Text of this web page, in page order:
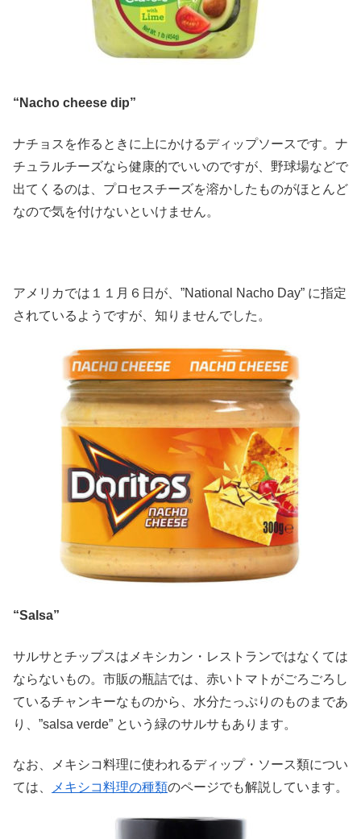
“Nacho cheese dip”
ナチョスを作るときに上にかけるディップソースです。ナ
チュラルチーズなら健康的でいいのですが、野球場などで
出てくるのは、プロセスチーズを溶かしたものがほとんど
なので気を付けないといけません。
アメリカでは１１月６日が、”National Nacho Day” に指定
されているようですが、知りませんでした。
“Salsa”
サルサとチップスはメキシカン・レストランではなくては
ならないもの。市販の瓶詰では、赤いトマトがごろごろし
ているチャンキーなものから、水分たっぷりのものまであ
り、”salsa verde” という緑のサルサもあります。
なお、メキシコ料理に使われるディップ・ソース類につい
ては、
メキシコ料理の種類のページでも解説しています。